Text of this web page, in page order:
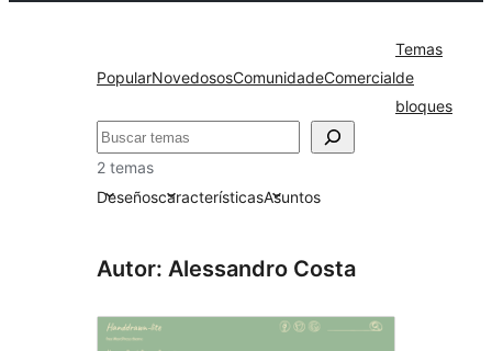
PopularNovedososComunidadeComercial
Temas
de
bloques
Buscar
2 temas
DeseñoscaracterísticasAsuntos
Autor: Alessandro Costa